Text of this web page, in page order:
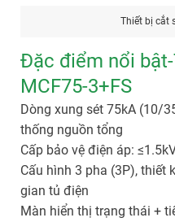
Thiết bị cắt
Đặc điểm nổi
MCF75-3+FS
Dòng xung sét 75kA (10/
thống nguồn tổng
Cấp bảo vệ điện áp:
Cấu hình 3 pha (3P), thiết
gian tủ điện
Màn hiển thị trạng thái +